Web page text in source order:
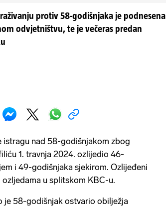
protiv 58-godišnjaka je podnesena
odvjetništvu, te je večeras predan
istragu nad 58-godišnjakom zbog
1. travnja 2024. ozlijedio 46-
i 49-godišnjaka sjekirom. Ozlijeđeni
u splitskom KBC-u.
je 58-godišnjak ostvario obilježja